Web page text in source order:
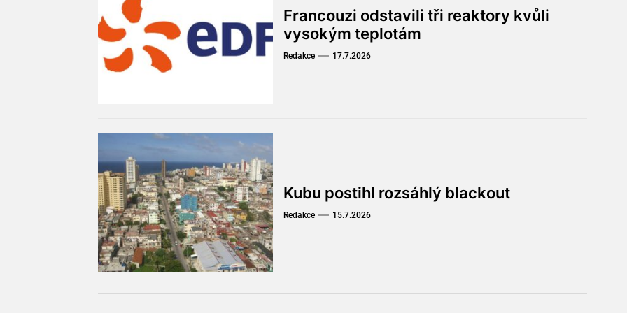
Francouzi odstavili tři reaktory kvůli
vysokým teplotám
Redakce 17.7.2026
Kubu postihl rozsáhlý blackout
Redakce 15.7.2026